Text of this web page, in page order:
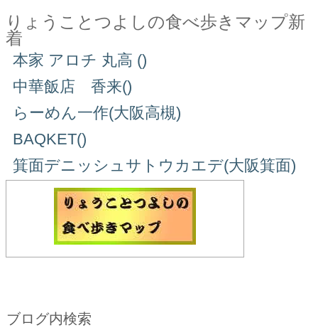
りょうことつよしの食べ歩きマップ新
着
本家 アロチ 丸高 ()
中華飯店 香来()
らーめん一作(大阪高槻)
BAQKET()
箕面デニッシュサトウカエデ(大阪箕面)
ブログ内検索